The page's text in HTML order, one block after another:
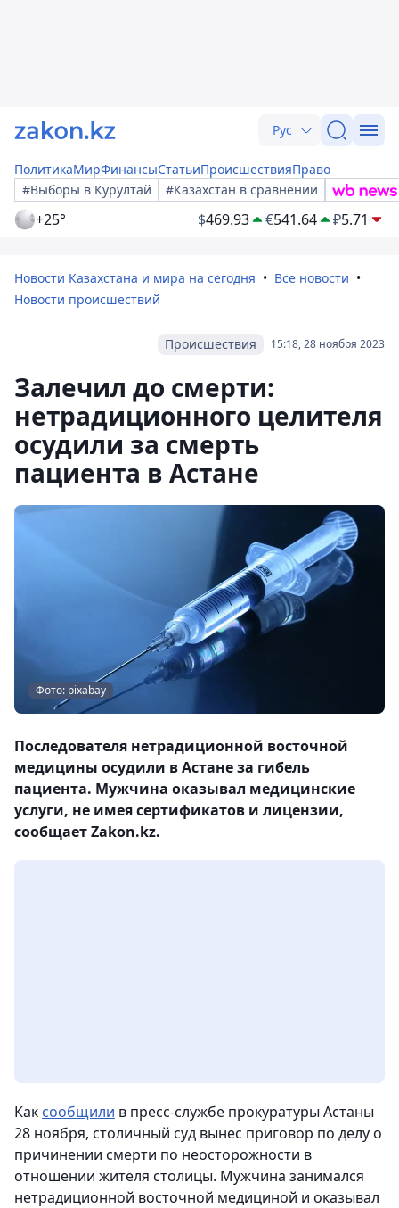
Рус
ПолитикаМирФинансыСтатьиПроисшествияПраво
#Выборы в Курултай
#Казахстан в сравнении
+25° $469.93 €541.64 ₽5.71
Новости Казахстана и мира на сегодня
Все новости
Новости происшествий
15:18, 28 ноября 2023
Происшествия
Залечил до смерти:
нетрадиционного целителя
осудили за смерть
пациента в Астане
Фото: pixabay
Последователя нетрадиционной восточной
медицины осудили в Астане за гибель
пациента. Мужчина оказывал медицинские
услуги, не имея сертификатов и лицензии,
сообщает Zakon.kz.
Как сообщили в пресс-службе прокуратуры Астаны
28 ноября, столичный суд вынес приговор по делу о
причинении смерти по неосторожности в
отношении жителя столицы. Мужчина занимался
нетрадиционной восточной медициной и оказывал